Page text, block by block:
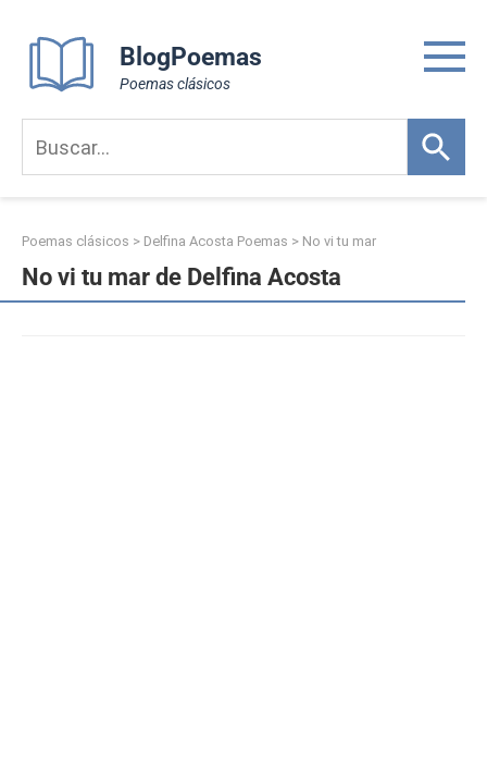
content
BlogPoemas
Poemas clásicos
Poemas clásicos > Delfina Acosta Poemas > No vi tu mar
No vi tu mar de Delfina Acosta